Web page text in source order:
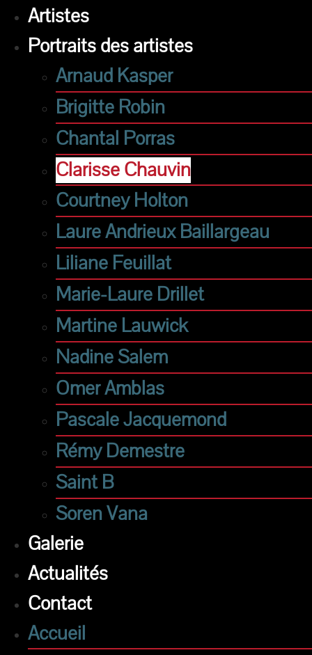
Artistes
Portraits des artistes
Arnaud Kasper
Brigitte Robin
Chantal Porras
Clarisse Chauvin
Courtney Holton
Laure Andrieux Baillargeau
Liliane Feuillat
Marie-Laure Drillet
Martine Lauwick
Nadine Salem
Omer Amblas
Pascale Jacquemond
Rémy Demestre
Saint B
Soren Vana
Galerie
Actualités
Contact
Accueil